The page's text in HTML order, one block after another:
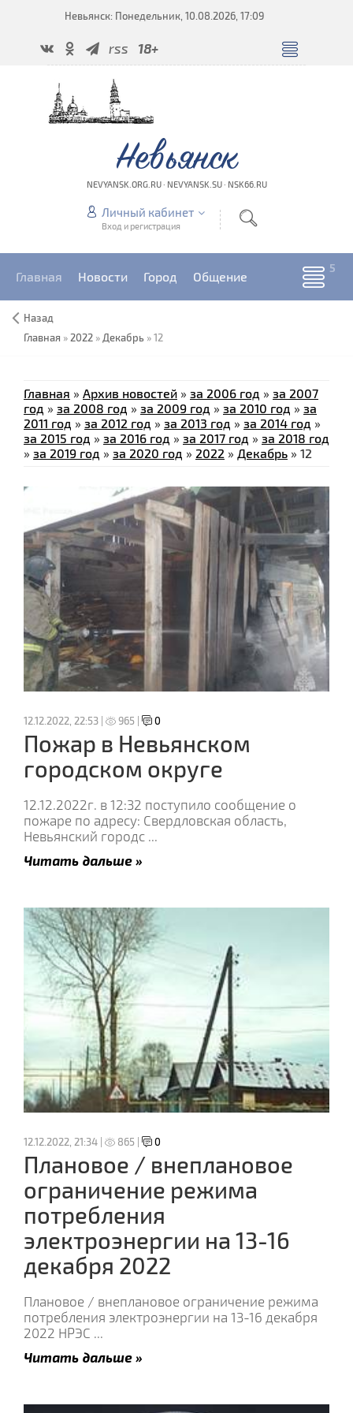
Невьянск: Понедельник, 10.08.2026, 17:09
rss 18+
Невьянск
NEVYANSK.ORG.RU · NEVYANSK.SU · NSK66.RU
Личный кабинет
Вход и регистрация
Главная Новости Город Общение
Назад
Главная » 2022 » Декабрь »12
Главная » Архив новостей » за 2006 год » за 2007
год » за 2008 год » за 2009 год » за 2010 год » за
2011 год » за 2012 год » за 2013 год » за 2014 год »
за 2015 год » за 2016 год » за 2017 год » за 2018 год
» за 2019 год » за 2020 год » 2022 » Декабрь » 12
12.12.2022, 22:53 | 965 | 0
Пожар в Невьянском
городском округе
12.12.2022г. в 12:32 поступило сообщение о
пожаре по адресу: Свердловская область,
Невьянский городс ...
Читать дальше »
12.12.2022, 21:34 | 865 | 0
Плановое / внеплановое
ограничение режима
потребления
электроэнергии на 13-16
декабря 2022
Плановое / внеплановое ограничение режима
потребления электроэнергии на 13-16 декабря
2022 НРЭС ...
Читать дальше »